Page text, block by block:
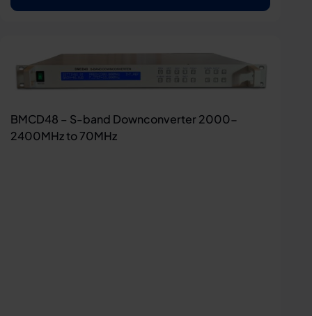
BMCD48 – S-band Downconverter 2000-
2400MHz to 70MHz